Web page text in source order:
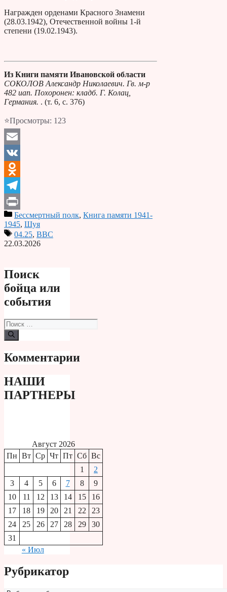
Награжден орденами Красного Знамени
(28.03.1942), Отечественной войны 1-й
степени (19.02.1943).
Из Книги памяти Ивановской области
СОКОЛОВ Александр Николаевич. Гв. м-р
482 иап. Похоронен: кладб. Г. Колац,
Германия. . (т. 6, с. 376)
⭐Просмотры: 123
Email
VK
Odnoklassniki
Telegram
PrintБессмертный полк, Книга памяти 1941-
1945, Шуя
04.25, ВВС
22.03.2026
Поиск
бойца или
события
Поиск:
Комментарии
НАШИ
ПАРТНЕРЫ
Август 2026
Пн Вт Ср Чт Пт Сб Вс
1
2
3
4 5 6 7 8
9
10
11 12 13 14 15
16
17
18 19 20 21 22
23
24
25 26 27 28 29
30
31
« Июл
Рубрикатор